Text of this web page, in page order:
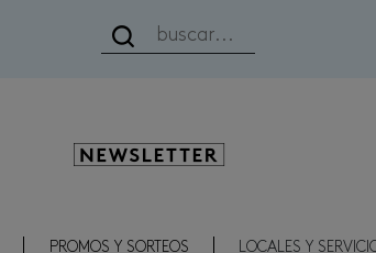
Newsletter
PROMOS Y SORTEOS LOCALES Y